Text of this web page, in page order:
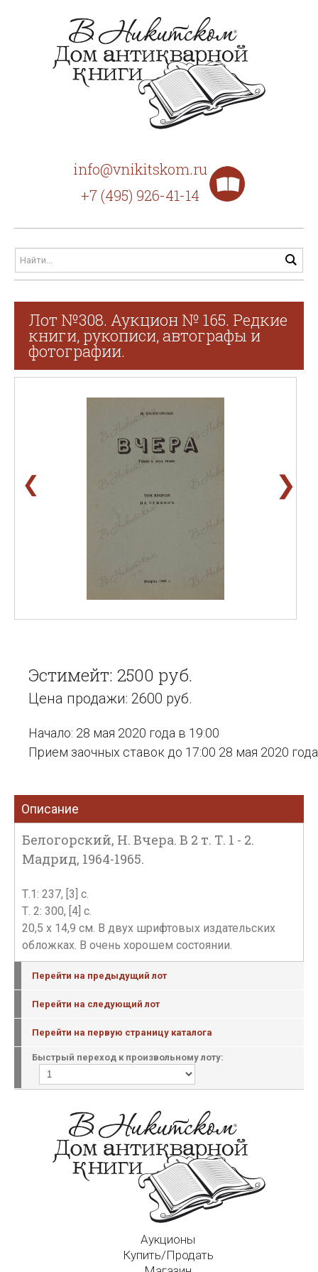
info@vnikitskom.ru
+7 (495) 926-41-14
Лот №308. Аукцион № 165. Редкие
книги, рукописи, автографы и
фотографии.
❮ ❯
Эстимейт: 2500 руб.
Цена продажи: 2600 руб.
Начало: 28 мая 2020 года в 19:00
Прием заочных ставок до 17:00 28 мая 2020 года
Описание
Белогорский, Н. Вчера. В 2 т. Т. 1 - 2.
Мадрид, 1964-1965.
Т.1: 237, [3] с.
Т. 2: 300, [4] с.
20,5 х 14,9 см. В двух шрифтовых издательских
обложках. В очень хорошем состоянии.
Перейти на предыдущий лот
Перейти на следующий лот
Перейти на первую страницу каталога
Быстрый переход к произвольному лоту:
Аукционы
Купить/Продать